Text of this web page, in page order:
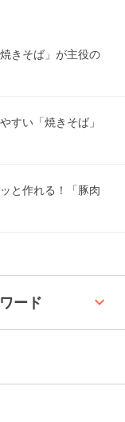
きそば」が主役の
すい「焼きそば」
と作れる！「豚肉
ード keyboard_arrow_up